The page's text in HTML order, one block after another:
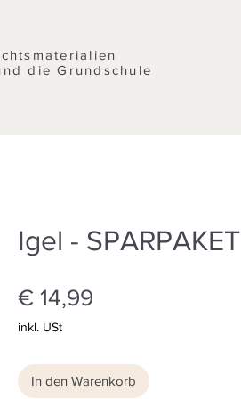
die Grundschule
Igel - SPARPAKET
€ 14,99
inkl. USt
In den Warenkorb